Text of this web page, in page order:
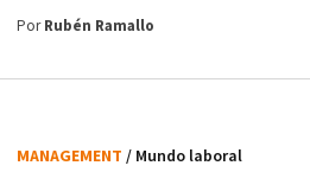
PorRubén Ramallo
MANAGEMENT / Mundo laboral